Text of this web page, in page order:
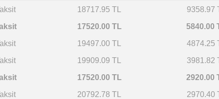
18717.95 TL 9358.97
17520.00 TL 5840.00
19497.00 TL 4874.25
19909.09 TL 3981.82
17520.00 TL 2920.00
20792.78 TL 2970.40